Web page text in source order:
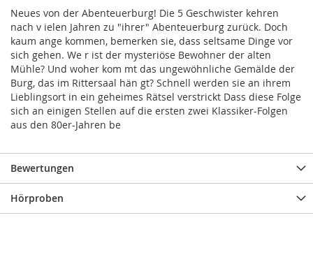
Neues von der Abenteuerburg! Die 5 Geschwister kehren
nach v ielen Jahren zu "ihrer" Abenteuerburg zurück. Doch
kaum ange kommen, bemerken sie, dass seltsame Dinge vor
sich gehen. We r ist der mysteriöse Bewohner der alten
Mühle? Und woher kom mt das ungewöhnliche Gemälde der
Burg, das im Rittersaal hän gt? Schnell werden sie an ihrem
Lieblingsort in ein geheimes Rätsel verstrickt Dass diese Folge
sich an einigen Stellen auf die ersten zwei Klassiker-Folgen
aus den 80er-Jahren be
Bewertungen
Hörproben